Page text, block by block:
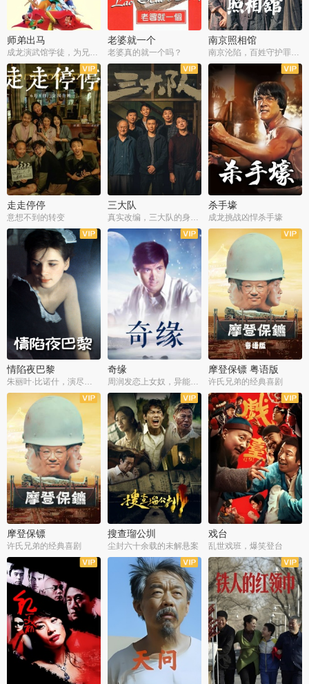
师弟出马
成龙演武馆学徒，为兄搏命战黑道
老婆就一个
老婆真的就一个吗？
南京照相馆
南京沦陷，百姓守护罪证底片
走走停停
意想不到的转变
三大队 杀手壕
成龙挑战凶悍杀手壕
情陷夜巴黎
朱丽叶·比诺什，演尽失爱之痛
奇缘
周润发恋上女奴，异能护体战邪派
摩登保镖 粤语版
许氏兄弟的经典喜剧
摩登保镖
许氏兄弟的经典喜剧
搜查瑠公圳
尘封六十余载的未解悬案
戏台
乱世戏班，爆笑登台